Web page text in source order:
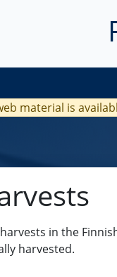
material is
in the
harvested.